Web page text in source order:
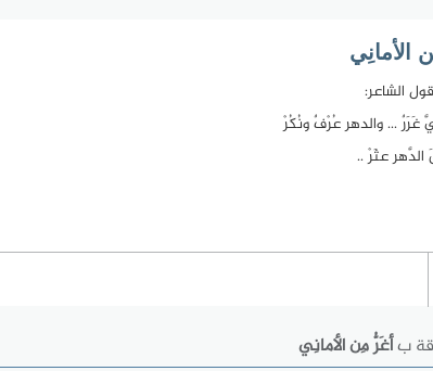
الأمانِي
الشاعر:
غَرَرٌ ... والدهر عُرْفٌ ونُكُرْ
عثَرْ ..
بأغَرُّ مِن الأمانِي